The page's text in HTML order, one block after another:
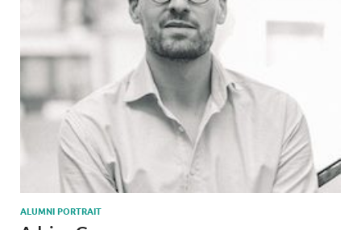
ALUMNI PORTRAIT